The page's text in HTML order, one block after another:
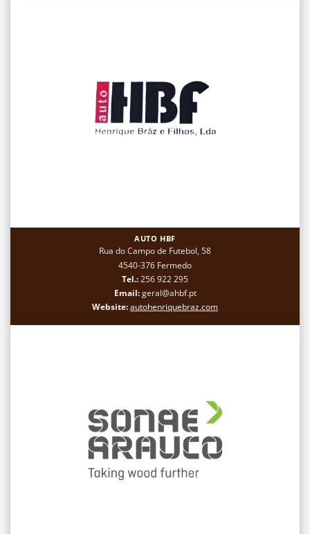
AUTO HBF
Rua do Campo de Futebol, 58
4540-376 Fermedo
Tel.:256 922 295
Email:geral@ahbf.pt
Website:autohenriquebraz.com